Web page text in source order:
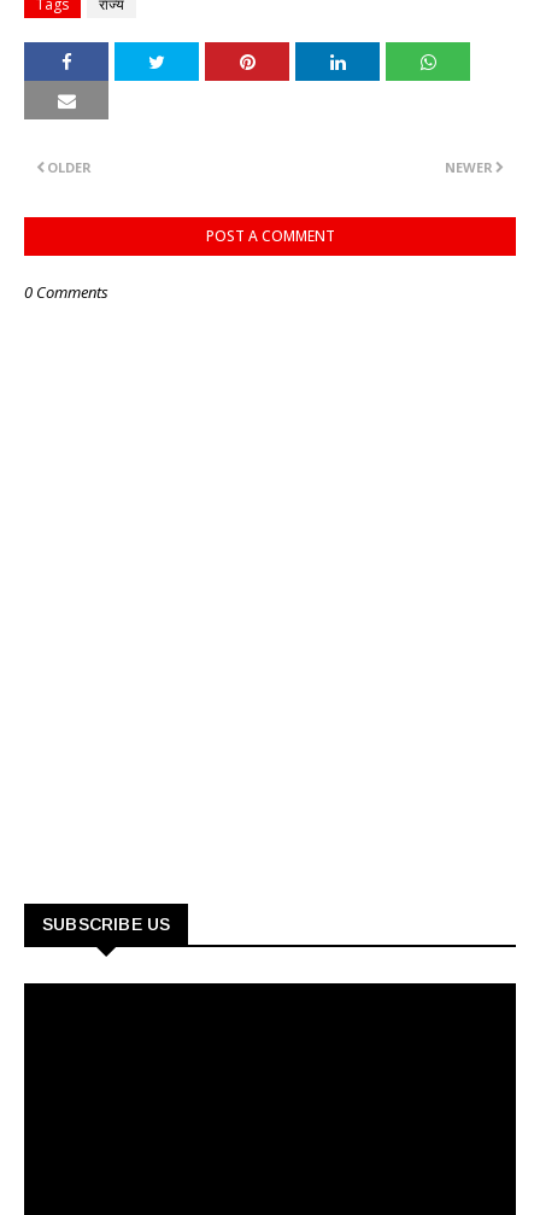
Tags राज्य
NEWER
OLDER
POST A COMMENT
0 Comments
SUBSCRIBE US